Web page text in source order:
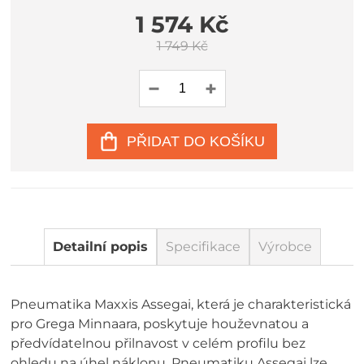
1 574 Kč
1 749 Kč
PŘIDAT DO KOŠÍKU
Detailní popis Specifikace Výrobce
Pneumatika Maxxis Assegai, která je charakteristická
pro Grega Minnaara, poskytuje houževnatou a
předvídatelnou přilnavost v celém profilu bez